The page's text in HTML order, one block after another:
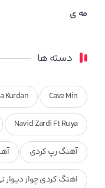
مه ی
دسته ها
Cave Min
Kurdan
Navid Zardi Ft Ruya
آهنگ رپ کردی
اهنگ کردی چوار دیوار